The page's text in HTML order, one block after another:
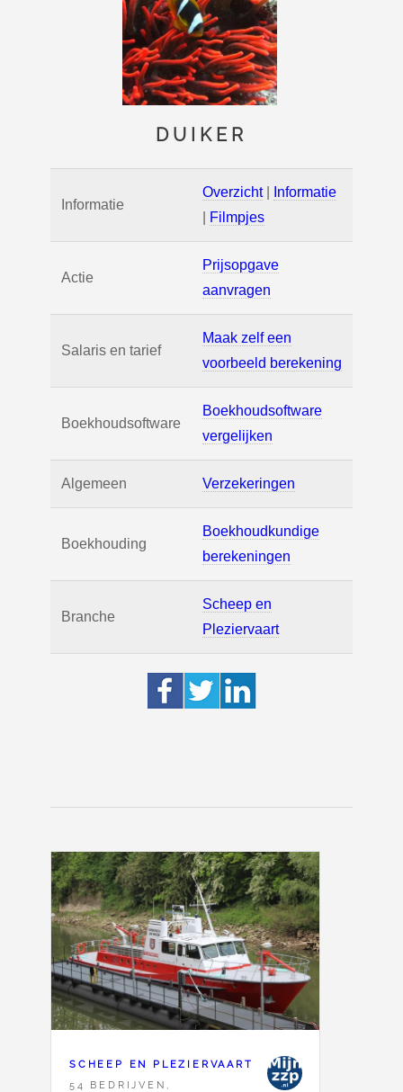
DUIKER
Informatie
Overzicht|
Informatie
Filmpjes
Actie
Prijsopgave
aanvragen
Salaris en tarief
Maak zelf een
voorbeeld berekening
Boekhoudsoftware
Boekhoudsoftware
vergelijken
Algemeen Verzekeringen
Boekhouding
Boekhoudkundige
berekeningen
Branche
Scheep en
Pleziervaart
SCHEEP EN PLEZIERVAART
54 BEDRIJVEN,